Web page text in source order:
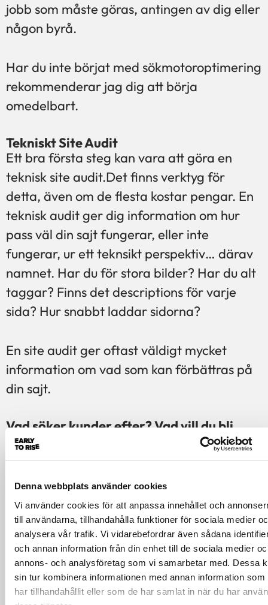
Denna webbplats använder cookies
Vi använder cookies för att anpassa innehållet och
till användarna, tillhandahålla funktioner för sociala medier
analysera vår trafik. Vi vidarebefordrar även sådana
och annan information från din enhet till de sociala medier
annons- och analysföretag som vi samarbetar med. Dessa
sin tur kombinera informationen med annan information som
har tillhandahållit eller som de har samlat in när du har
jobb som måste göras, antingen av dig eller
någon byrå.
Har du inte börjat med sökmotoroptimering
rekommenderar jag dig att börja
omedelbart.
Tekniskt Site Audit
Ett bra första steg kan vara att göra en
teknisk site audit.Det finns verktyg för
detta, även om de flesta kostar pengar. En
teknisk audit ger dig information om hur
pass väl din sajt fungerar, eller inte
fungerar, ur ett teknsikt perspektiv… därav
namnet. Har du för stora bilder? Har du alt
taggar? Finns det descriptions för varje
sida? Hur snabbt laddar sidorna?
En site audit ger oftast väldigt mycket
information om vad som kan förbättras på
din sajt.
Vad söker kunder efter? Vad vill du bli
hittat på?
Fundera t.ex. ”Vilka Googlesökningar vill vi
sedan om ni har innehåll som handlar om
det? Det finns givetvis mycket mer att göra,
men det är en bra början.
Kombinera sökmotoroptimering med
sökordsannonsering
Parallellt med sökmotoroptimeringen